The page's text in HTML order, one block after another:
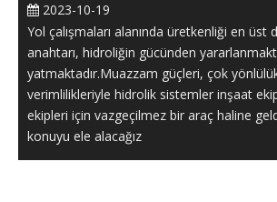
2023-10-19
Yol çalışmaları alanında üretkenliği en üst
anahtarı, hidroliğin gücünden
yatmaktadır.Muazzam güçleri, çok
verimlilikleriyle hidrolik sistemler inşaat
ekipleri için vazgeçilmez bir araç haline
konuyu ele alacağız